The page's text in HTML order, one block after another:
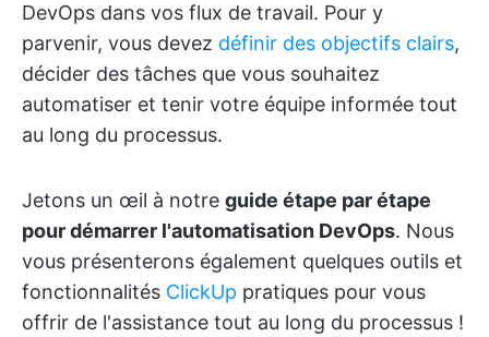
DevOps dans vos flux de travail. Pour y
parvenir, vous devez définir des objectifs clairs,
décider des tâches que vous souhaitez
automatiser et tenir votre équipe informée tout
au long du processus.
Jetons un œil à notre guide étape par étape
pour démarrer l'automatisation DevOps. Nous
vous présenterons également quelques outils et
fonctionnalités ClickUp pratiques pour vous
offrir de l'assistance tout au long du processus !